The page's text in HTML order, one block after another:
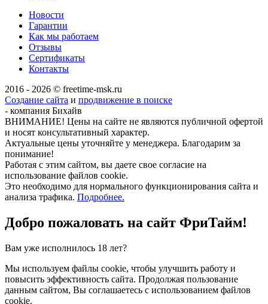
Новости
Гарантии
Как мы работаем
Отзывы
Сертификаты
Контакты
2016 - 2026 © freetime-msk.ru
Создание сайта и продвижение в поиске
- компания Бихайв
ВНИМАНИЕ! Цены на сайте не являются публичной офертой
и носят консультативный характер.
Актуальные цены уточняйте у менеджера. Благодарим за
понимание!
Работая с этим сайтом, вы даете свое согласие на
использование файлов cookie.
Это необходимо для нормального функционирования сайта и
анализа трафика. Подробнее.
Добро пожаловать на сайт ФриТайм!
Вам уже исполнилось 18 лет?
Мы используем файлы cookie, чтобы улучшить работу и
повысить эффективность сайта. Продолжая пользование
данным сайтом, Вы соглашаетесь с использованием файлов
cookie.